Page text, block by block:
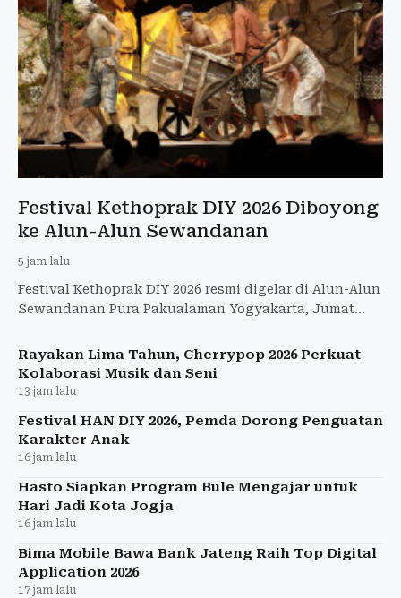
Festival Kethoprak DIY 2026 Diboyong
ke Alun-Alun Sewandanan
5 jam lalu
Festival Kethoprak DIY 2026 resmi digelar di Alun-Alun
Sewandanan Pura Pakualaman Yogyakarta, Jumat
Rayakan Lima Tahun, Cherrypop 2026 Perkuat
Kolaborasi Musik dan Seni
13 jam lalu
Festival HAN DIY 2026, Pemda Dorong Penguatan
Karakter Anak
16 jam lalu
Hasto Siapkan Program Bule Mengajar untuk
Hari Jadi Kota Jogja
16 jam lalu
Bima Mobile Bawa Bank Jateng Raih Top Digital
Application 2026
17 jam lalu